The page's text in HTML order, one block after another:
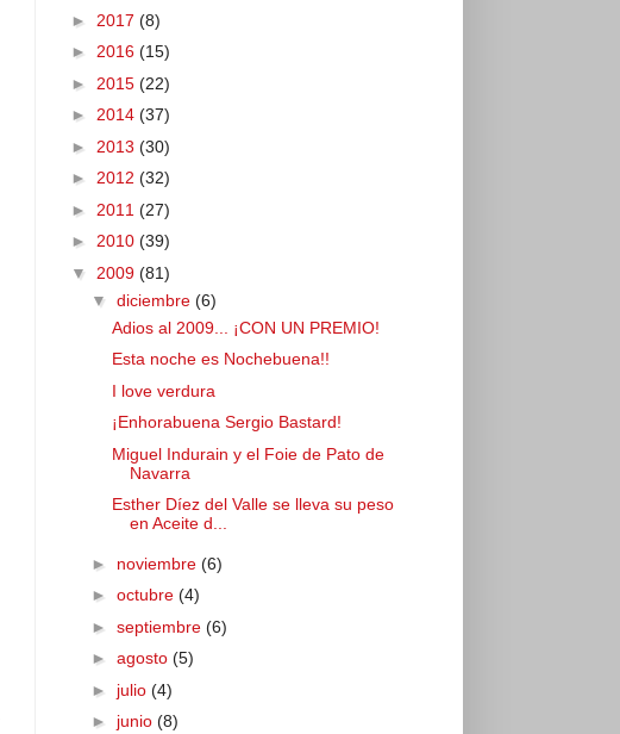
► 2017 (8)
► 2016 (15)
► 2015 (22)
► 2014 (37)
► 2013 (30)
► 2012 (32)
► 2011 (27)
► 2010 (39)
▼ 2009 (81)
▼ diciembre (6)
Adios al 2009... ¡CON UN PREMIO!
Esta noche es Nochebuena!!
I love verdura
¡Enhorabuena Sergio Bastard!
Miguel Indurain y el Foie de Pato de
Navarra
Esther Díez del Valle se lleva su peso
en Aceite d...
► noviembre (6)
► octubre (4)
► septiembre (6)
► agosto (5)
► julio (4)
► junio (8)